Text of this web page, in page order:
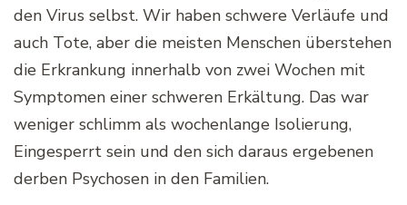
den Virus selbst. Wir haben schwere Verläufe und
auch Tote, aber die meisten Menschen überstehen
die Erkrankung innerhalb von zwei Wochen mit
Symptomen einer schweren Erkältung. Das war
weniger schlimm als wochenlange Isolierung,
Eingesperrt sein und den sich daraus ergebenen
derben Psychosen in den Familien.